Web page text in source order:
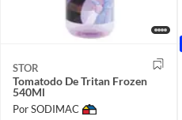
STOR
Tomatodo De Tritan Frozen
540Ml
Por SODIMAC